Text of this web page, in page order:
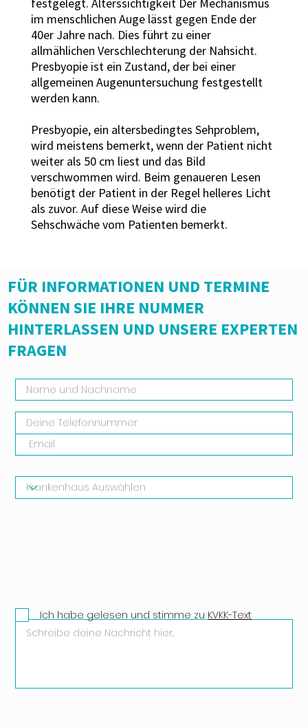
festgelegt. Alterssichtigkeit Der Mechanismus
im menschlichen Auge lässt gegen Ende der
40er Jahre nach. Dies führt zu einer
allmählichen Verschlechterung der Nahsicht.
Presbyopie ist ein Zustand, der bei einer
allgemeinen Augenuntersuchung festgestellt
werden kann.
Presbyopie, ein altersbedingtes Sehproblem,
wird meistens bemerkt, wenn der Patient nicht
weiter als 50 cm liest und das Bild
verschwommen wird. Beim genaueren Lesen
benötigt der Patient in der Regel helleres Licht
als zuvor. Auf diese Weise wird die
Sehschwäche vom Patienten bemerkt.
FÜR INFORMATIONEN UND TERMINE
KÖNNEN SIE IHRE NUMMER
HINTERLASSEN UND UNSERE EXPERTEN
FRAGEN
Ich habe gelesen und stimme zu KVKK-Text